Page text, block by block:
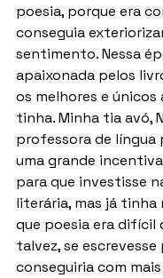
poesia, porque era
conseguia
sentimento. Nessa
apaixonada pelos
os melhores e únicos
tinha. Minha tia avó,
professora de
uma grande
para que investisse
literária, mas já tinha
que poesia era difícil
talvez, se escrevesse
conseguiria com